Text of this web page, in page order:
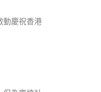
動慶祝香港